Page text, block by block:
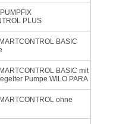
PLUS
BASIC
BASIC mit
Pumpe WILO PARA
ohne